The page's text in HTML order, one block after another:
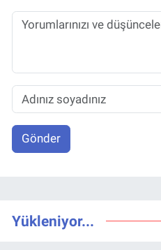
Gönder
Yükleniyor...